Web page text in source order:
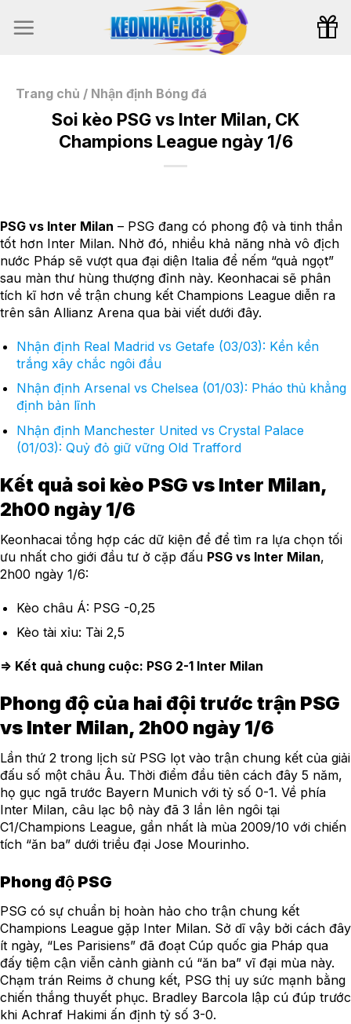
qua
Trang chủ / Nhận định Bóng đá
Soi kèo PSG vs Inter Milan, CK
Champions League ngày 1/6
PSG vs Inter Milan – PSG đang có phong độ và tinh thần
tốt hơn Inter Milan. Nhờ đó, nhiều khả năng nhà vô địch
nước Pháp sẽ vượt qua đại diện Italia để nếm “quả ngọt”
sau màn thư hùng thượng đỉnh này. Keonhacai sẽ phân
tích kĩ hơn về trận chung kết Champions League diễn ra
trên sân Allianz Arena qua bài viết dưới đây.
Nhận định Real Madrid vs Getafe (03/03): Kền kền
trắng xây chắc ngôi đầu
Nhận định Arsenal vs Chelsea (01/03): Pháo thủ khẳng
định bản lĩnh
Nhận định Manchester United vs Crystal Palace
(01/03): Quỷ đỏ giữ vững Old Trafford
Kết quả soi kèo PSG vs Inter Milan,
2h00 ngày 1/6
Keonhacai tổng hợp các dữ kiện để để tìm ra lựa chọn tối
ưu nhất cho giới đầu tư ở cặp đấu PSG vs Inter Milan,
2h00 ngày 1/6:
Kèo châu Á: PSG -0,25
Kèo tài xỉu: Tài 2,5
=> Kết quả chung cuộc: PSG 2-1 Inter Milan
Phong độ của hai đội trước trận PSG
vs Inter Milan, 2h00 ngày 1/6
Lần thứ 2 trong lịch sử PSG lọt vào trận chung kết của giải
đấu số một châu Âu. Thời điểm đầu tiên cách đây 5 năm,
họ gục ngã trước Bayern Munich với tỷ số 0-1. Về phía
Inter Milan, câu lạc bộ này đã 3 lần lên ngôi tại
C1/Champions League, gần nhất là mùa 2009/10 với chiến
tích “ăn ba” dưới triều đại Jose Mourinho.
Phong độ PSG
PSG có sự chuẩn bị hoàn hảo cho trận chung kết
Champions League gặp Inter Milan. Sở dĩ vậy bởi cách đây
ít ngày, “Les Parisiens” đã đoạt Cúp quốc gia Pháp qua
đấy tiệm cận viễn cảnh giành cú “ăn ba” vĩ đại mùa này.
Chạm trán Reims ở chung kết, PSG thị uy sức mạnh bằng
chiến thắng thuyết phục. Bradley Barcola lập cú đúp trước
khi Achraf Hakimi ấn định tỷ số 3-0.